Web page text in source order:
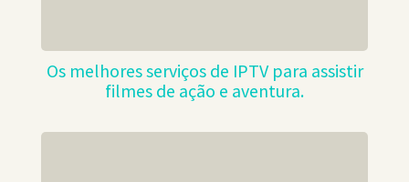
Os melhores serviços de IPTV para assistir
filmes de ação e aventura.